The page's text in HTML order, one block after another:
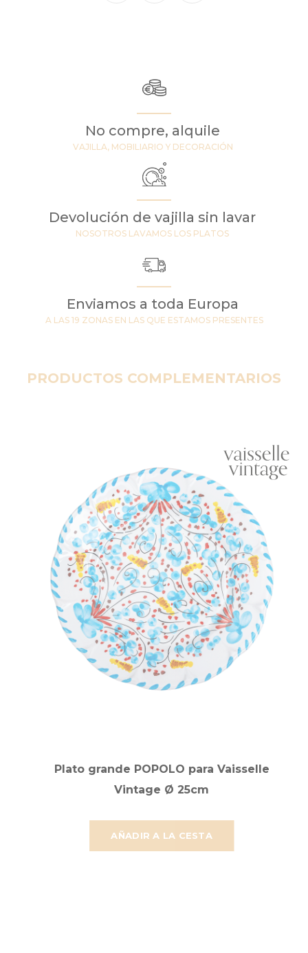
No compre, alquile
VAJILLA, MOBILIARIO Y DECORACIÓN
Devolución de vajilla sin lavar
NOSOTROS LAVAMOS LOS PLATOS
Enviamos a toda Europa
A LAS 19 ZONAS EN LAS QUE ESTAMOS PRESENTES
PRODUCTOS COMPLEMENTARIOS
AÑADIR A LA CESTA
Plato grande POPOLO para Vaisselle
Vintage Ø 25cm